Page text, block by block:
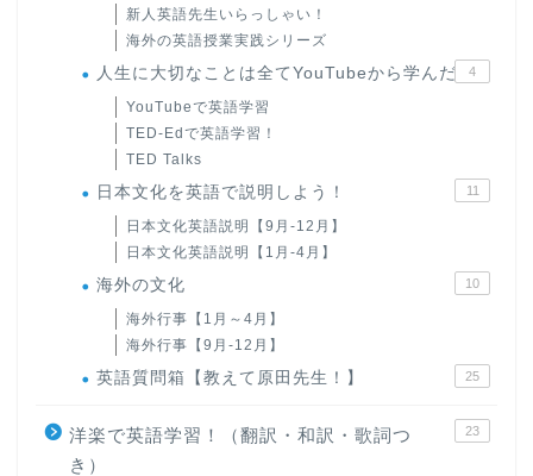
新人英語先生いらっしゃい！
海外の英語授業実践シリーズ
人生に大切なことは全てYouTubeから学んだ 4
YouTubeで英語学習
TED-Edで英語学習！
TED Talks
日本文化を英語で説明しよう！ 11
日本文化英語説明【9月-12月】
日本文化英語説明【1月-4月】
海外の文化 10
海外行事【1月～4月】
海外行事【9月-12月】
英語質問箱【教えて原田先生！】 25
洋楽で英語学習！（翻訳・和訳・歌詞つ
き）
23